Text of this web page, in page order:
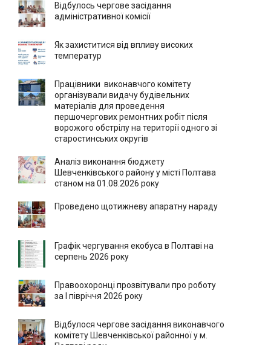
Відбулось чергове засідання
адміністративної комісії
Як захиститися від впливу високих
температур
Працівники виконавчого комітету
організували видачу будівельних
матеріалів для проведення
першочергових ремонтних робіт після
ворожого обстрілу на території одного зі
старостинських округів
Аналіз виконання бюджету
Шевченківського району у місті Полтава
станом на 01.08.2026 року
Проведено щотижневу апаратну нараду
Графік чергування екобуса в Полтаві на
серпень 2026 року
Правоохоронці прозвітували про роботу
за І півріччя 2026 року
Відбулося чергове засідання виконавчого
комітету Шевченківської районної у м.